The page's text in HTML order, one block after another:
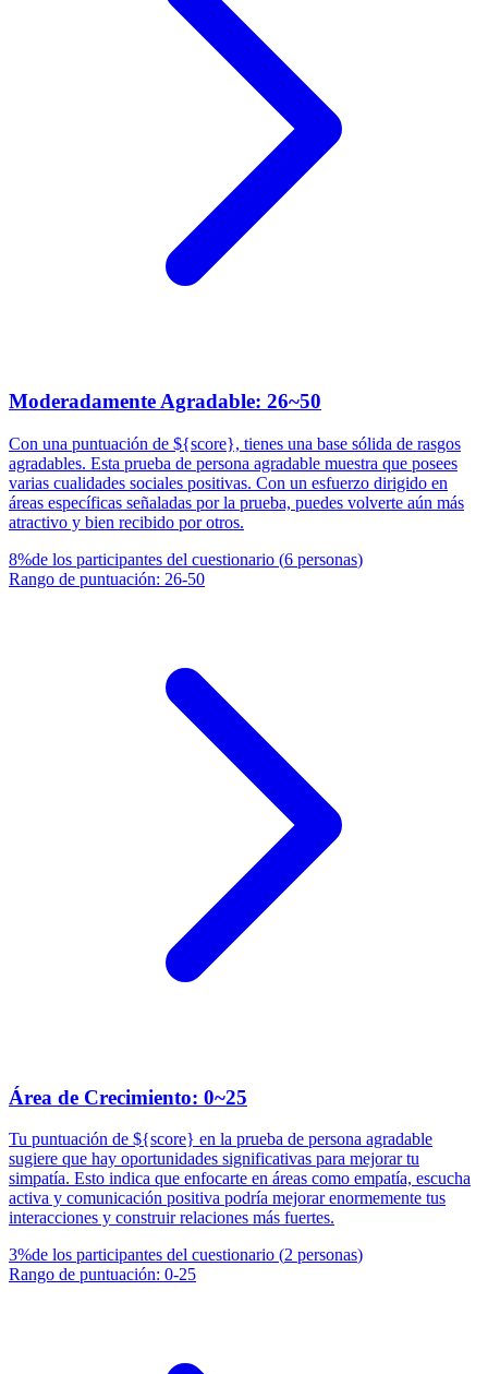
Moderadamente Agradable: 26~50
Con una puntuación de ${score}, tienes una base sólida de rasgos
agradables. Esta prueba de persona agradable muestra que posees
varias cualidades sociales positivas. Con un esfuerzo dirigido en
áreas específicas señaladas por la prueba, puedes volverte aún más
atractivo y bien recibido por otros.
8%de los participantes del cuestionario (6 personas)
Rango de puntuación: 26-50
Área de Crecimiento: 0~25
Tu puntuación de ${score} en la prueba de persona agradable
sugiere que hay oportunidades significativas para mejorar tu
simpatía. Esto indica que enfocarte en áreas como empatía, escucha
activa y comunicación positiva podría mejorar enormemente tus
interacciones y construir relaciones más fuertes.
3%de los participantes del cuestionario (2 personas)
Rango de puntuación: 0-25